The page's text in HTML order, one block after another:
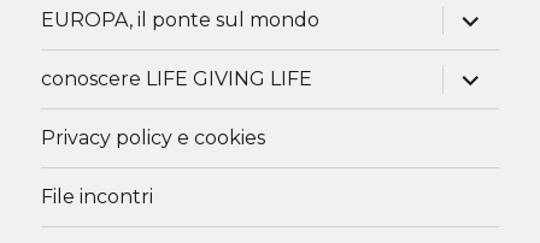
EUROPA, il ponte sul mondo
apri
i
menu
child
conoscere LIFE GIVING LIFE
apri
i
menu
Privacy policy e cookies
File incontri